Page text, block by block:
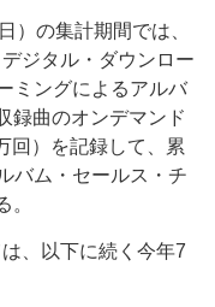
の集計期間では、
ジタル・ダウンロー
ミングによるアルバ
録曲のオンデマンド
回）を記録して、累
バム・セールス・チ
。
、以下に続く今年7